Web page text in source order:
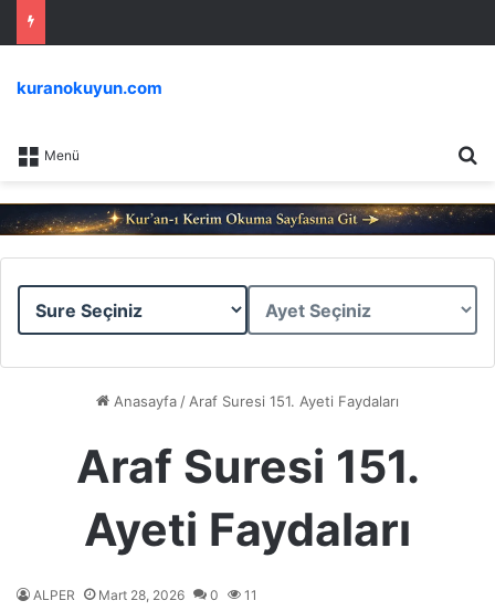
Menü
kuranokuyun.com
Sure
Ayet
Anasayfa / Araf Suresi 151. Ayeti Faydaları
Araf Suresi 151.
Ayeti Faydaları
ALPER Mart 28, 2026 0 11